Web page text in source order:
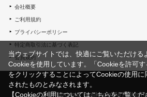
会社概要
ご利用規約
プライバシーポリシー
特定商取引法に基づく表記
会員規約
© "Morinoie_Brook.com" All Rights
当ウェブサイトでは、快適にご覧いただける
Cookieを使用しています。「Cookieを許可す
をクリックすることによってCookieの使用に
されたものとみなされます。
【Cookieの利用についてはこちらをご覧くだ